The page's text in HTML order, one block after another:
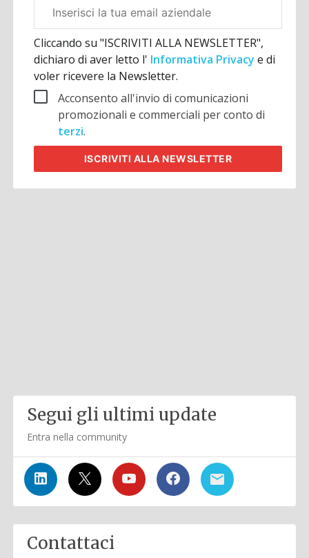
aziendale
Cliccando su "ISCRIVITI ALLA NEWSLETTER",
dichiaro di aver letto l' Informativa Privacye di
voler ricevere la Newsletter.
Acconsento all'invio di comunicazioni
promozionali e commerciali per conto di
terzi.
ISCRIVITI ALLA NEWSLETTER
Segui gli ultimi update
Entra nella community
Contattaci